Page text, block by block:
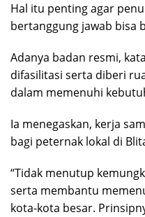
Hal itu penting agar
bertanggung jawab bisa
Adanya badan resmi,
difasilitasi serta diberi
dalam memenuhi
Ia menegaskan, kerja
bagi peternak lokal di
“Tidak menutup
serta membantu
kota-kota besar.